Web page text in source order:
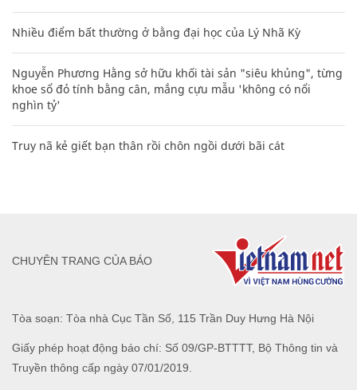
Nhiều điểm bất thường ở bằng đại học của Lý Nhã Kỳ
Nguyễn Phương Hằng sở hữu khối tài sản "siêu khủng", từng
khoe sổ đỏ tính bằng cân, mắng cựu mẫu 'không có nổi
nghìn tỷ'
Truy nã kẻ giết bạn thân rồi chôn ngồi dưới bãi cát
Tòa soạn: Tòa nhà Cục Tần Số, 115 Trần Duy Hưng Hà Nội
Giấy phép hoạt động báo chí: Số 09/GP-BTTTT, Bộ Thông tin và
Truyền thông cấp ngày 07/01/2019.
CHUYÊN TRANG CỦA BÁO